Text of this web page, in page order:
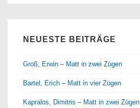
NEUESTE BEITRÄGE
Groß, Erwin – Matt in zwei Zügen
Bartel, Erich – Matt in vier Zügen
Kapralos, Dimitris – Matt in zwei Zügen